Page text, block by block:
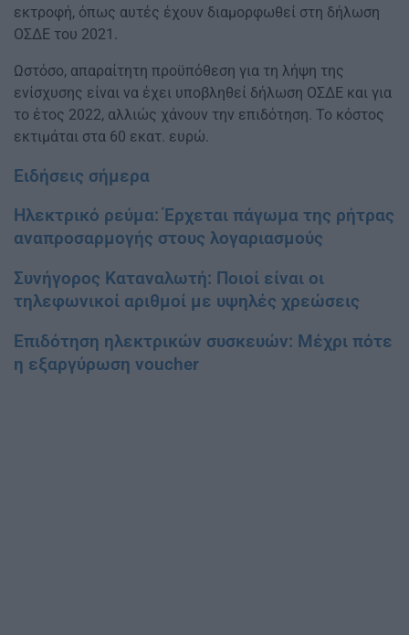
εκτροφή, όπως αυτές έχουν διαμορφωθεί στη δήλωση
ΟΣΔΕ του 2021.
Ωστόσο, απαραίτητη προϋπόθεση για τη λήψη της
ενίσχυσης είναι να έχει υποβληθεί δήλωση ΟΣΔΕ και για
το έτος 2022, αλλιώς χάνουν την επιδότηση. Το κόστος
εκτιμάται στα 60 εκατ. ευρώ.
Ειδήσεις σήμερα
Ηλεκτρικό ρεύμα: Έρχεται πάγωμα της ρήτρας
αναπροσαρμογής στους λογαριασμούς
Συνήγορος Καταναλωτή: Ποιοί είναι οι
τηλεφωνικοί αριθμοί με υψηλές χρεώσεις
Επιδότηση ηλεκτρικών συσκευών: Μέχρι πότε
η εξαργύρωση voucher